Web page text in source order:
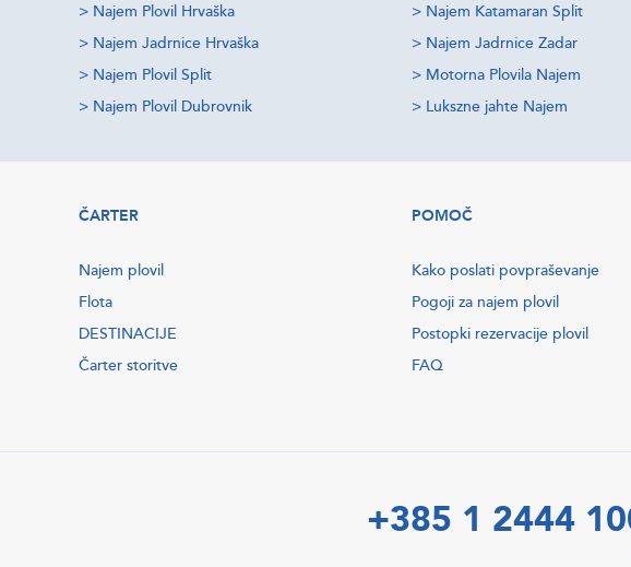
> Najem Plovil Hrvaška
> Najem Jadrnice Hrvaška
> Najem Plovil Split
> Najem Plovil Dubrovnik
> Najem Katamaran Split
> Najem Jadrnice Zadar
> Motorna Plovila Najem
> Lukszne jahte Najem
ČARTER
Najem plovil
Flota
DESTINACIJE
Čarter storitve
POMOČ
Kako poslati povpraševanje
Pogoji za najem plovil
Postopki rezervacije plovil
FAQ
+385 1 2444